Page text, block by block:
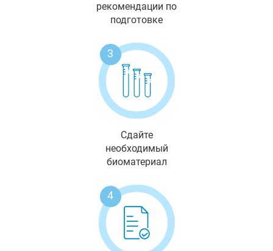
рекомендации по
подготовке
3
Сдайте
необходимый
биоматериал
4